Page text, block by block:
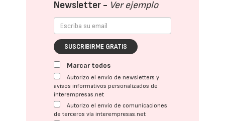
Newsletter - Ver ejemplo
SUSCRIBIRME GRATIS
Marcar todos
Autorizo el envío de newsletters y
avisos informativos personalizados de
interempresas.net
Autorizo el envío de comunicaciones
de terceros vía interempresas.net